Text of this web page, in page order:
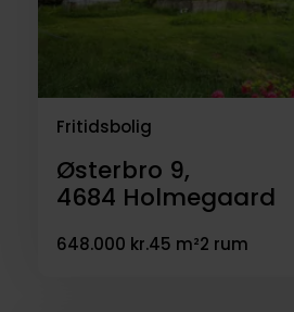
Fritidsbolig
Østerbro 9,
4684 Holmegaard
648.000 kr.45 m²2 rum